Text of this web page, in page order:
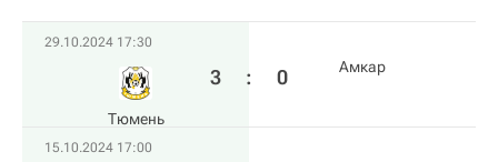
29.10.2024 17:30
Тюмень
3 : 0 Амкар
15.10.2024 17:00